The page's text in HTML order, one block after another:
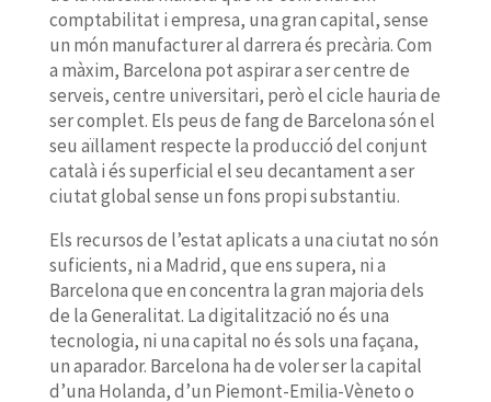
comptabilitat i empresa, una gran capital, sense
un món manufacturer al darrera és precària. Com
a màxim, Barcelona pot aspirar a ser centre de
serveis, centre universitari, però el cicle hauria de
ser complet. Els peus de fang de Barcelona són el
seu aïllament respecte la producció del conjunt
català i és superficial el seu decantament a ser
ciutat global sense un fons propi substantiu.
Els recursos de l’estat aplicats a una ciutat no són
suficients, ni a Madrid, que ens supera, ni a
Barcelona que en concentra la gran majoria dels
de la Generalitat. La digitalització no és una
tecnologia, ni una capital no és sols una façana,
un aparador. Barcelona ha de voler ser la capital
d’una Holanda, d’un Piemont-Emilia-Vèneto o